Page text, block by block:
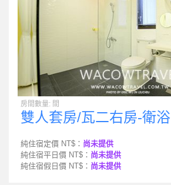
房間數量: 間
雙人套房/瓦二右房-衛浴
純住宿定價 NT$： 尚未提供
純住宿平日價 NT$： 尚未提供
純住宿假日價 NT$： 尚未提供